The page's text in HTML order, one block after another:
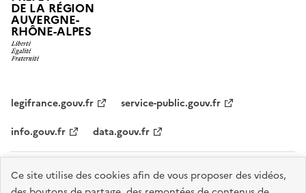
Ce site utilise des cookies afin de vous proposer des vidéos,
DE LA RÉGION
AUVERGNE-
RHÔNE-ALPES
legifrance.gouv.fr
service-public.gouv.fr
info.gouv.fr
data.gouv.fr
Plan du site Données personnelles et cookies
Accessibilité :